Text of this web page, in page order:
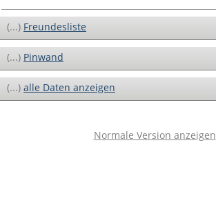
(...) Freundesliste
(...) Pinwand
(...) alle Daten anzeigen
Normale Version anzeigen